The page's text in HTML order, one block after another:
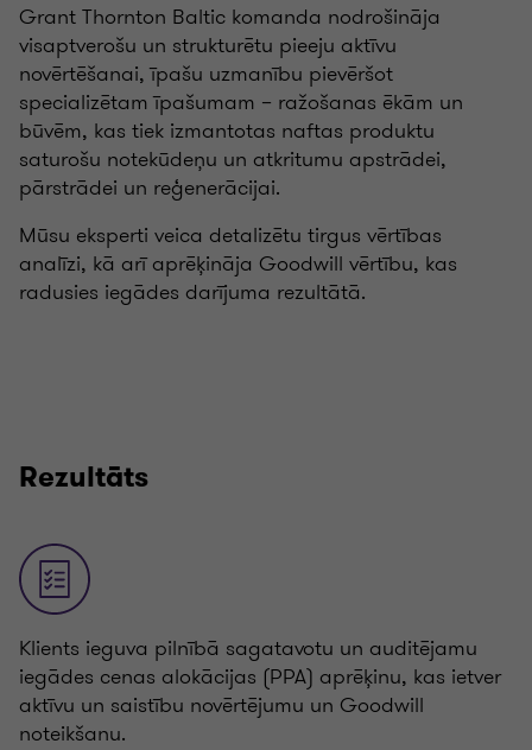
Grant Thornton Baltic komanda nodrošināja
visaptverošu un strukturētu pieeju aktīvu
novērtēšanai, īpašu uzmanību pievēršot
specializētam īpašumam – ražošanas ēkām un
būvēm, kas tiek izmantotas naftas produktu
saturošu notekūdeņu un atkritumu apstrādei,
pārstrādei un reģenerācijai.
Mūsu eksperti veica detalizētu tirgus vērtības
analīzi, kā arī aprēķināja Goodwill vērtību, kas
radusies iegādes darījuma rezultātā.
Rezultāts
Klients ieguva pilnībā sagatavotu un auditējamu
iegādes cenas alokācijas (PPA) aprēķinu, kas ietver
aktīvu un saistību novērtējumu un Goodwill
noteikšanu.